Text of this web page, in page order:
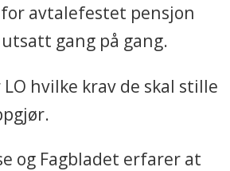
avtalefestet pensjon
gang på gang.
hvilke krav de skal stille
og Fagbladet erfarer at